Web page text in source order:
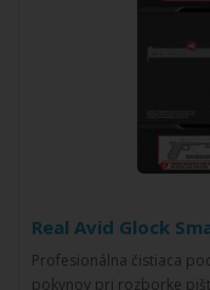
Real Avid Glock
Profesionálna čistiaca
pokynov pri rozborke